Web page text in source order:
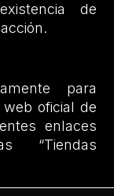
de
para
oficial de
enlaces
“Tiendas